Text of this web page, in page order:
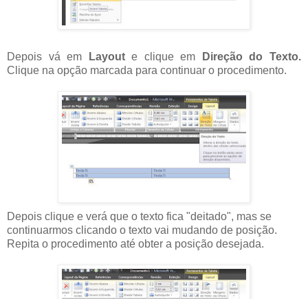
Depois vá em Layoute clique em
Direção do Texto.
Clique na opção marcada para continuar o procedimento.
Depois clique e verá que o texto fica "deitado", mas se
continuarmos clicando o texto vai mudando de posição.
Repita o procedimento até obter a posição desejada.